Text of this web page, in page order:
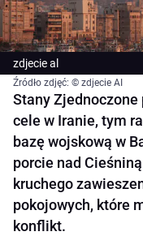
zdjecie al
Źródło zdjęć: © zdjecie AI
Stany Zjednoczone
cele w Iranie, tym
bazę wojskową w
porcie nad
kruchego
pokojowych, które
konflikt.